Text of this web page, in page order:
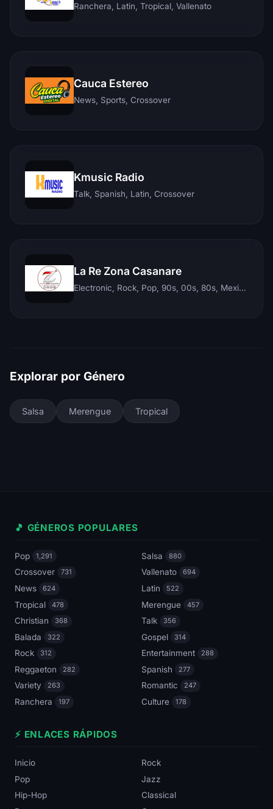
Ranchera, Latin, Tropical, Vallenato
Cauca Estereo
News, Sports, Crossover
Kmusic Radio
Talk, Spanish, Latin, Crossover
La Re Zona Casanare
Electronic, Rock, Pop, 90s, 00s, 80s, Mexican, Ranchera, Reggaeton, Instrumental, Salsa, Merengue, Tropical, Romantic, Vallenato, Llanera
Explorar por Género
Salsa Merengue Tropical
🎵 GÉNEROS POPULARES
Pop 1,291 Salsa 880
Crossover 731 Vallenato 694
News 624 Latin 522
Tropical 478 Merengue 457
Christian 368 Talk 356
Balada 322 Gospel 314
Rock 312 Entertainment 288
Reggaeton 282 Spanish 277
Variety 263 Romantic 247
Ranchera 197 Culture 178
⚡ ENLACES RÁPIDOS
Inicio
Rock
Pop
Jazz
Hip-Hop
Classical